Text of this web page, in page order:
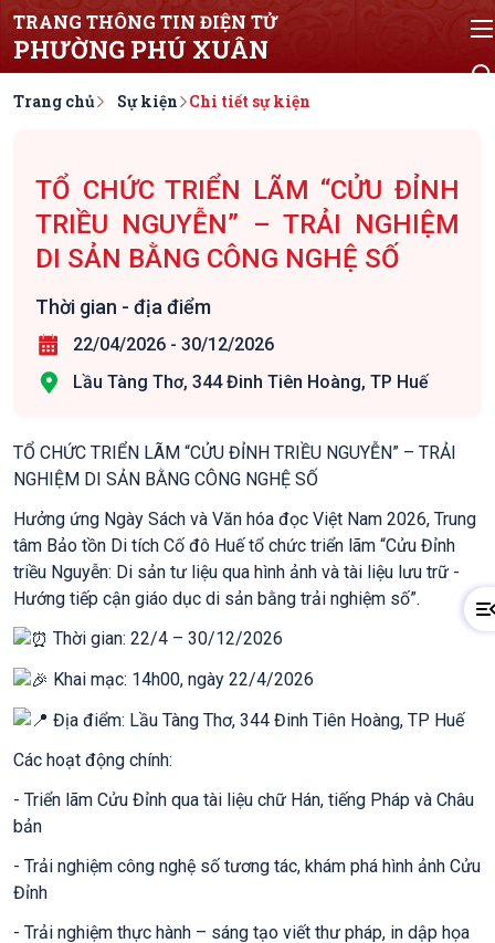
TRANG THÔNG TIN ĐIỆN TỬ
PHƯỜNG PHÚ XUÂN
Trang chủ Sự kiện Chi tiết sự kiện
TỔ CHỨC TRIỂN LÃM “CỬU ĐỈNH
TRIỀU NGUYỄN” – TRẢI NGHIỆM
DI SẢN BẰNG CÔNG NGHỆ SỐ
Thời gian - địa điểm
22/04/2026 - 30/12/2026
Lầu Tàng Thơ, 344 Đinh Tiên Hoàng, TP Huế
TỔ CHỨC TRIỂN LÃM “CỬU ĐỈNH TRIỀU NGUYỄN” – TRẢI
NGHIỆM DI SẢN BẰNG CÔNG NGHỆ SỐ
Hưởng ứng Ngày Sách và Văn hóa đọc Việt Nam 2026, Trung
tâm Bảo tồn Di tích Cố đô Huế tổ chức triển lãm “Cửu Đỉnh
triều Nguyễn: Di sản tư liệu qua hình ảnh và tài liệu lưu trữ -
Hướng tiếp cận giáo dục di sản bằng trải nghiệm số”.
Thời gian: 22/4 – 30/12/2026
Khai mạc: 14h00, ngày 22/4/2026
Địa điểm: Lầu Tàng Thơ, 344 Đinh Tiên Hoàng, TP Huế
Các hoạt động chính:
- Triển lãm Cửu Đỉnh qua tài liệu chữ Hán, tiếng Pháp và Châu
bản
- Trải nghiệm công nghệ số tương tác, khám phá hình ảnh Cửu
Đỉnh
- Trải nghiệm thực hành – sáng tạo viết thư pháp, in dập họa